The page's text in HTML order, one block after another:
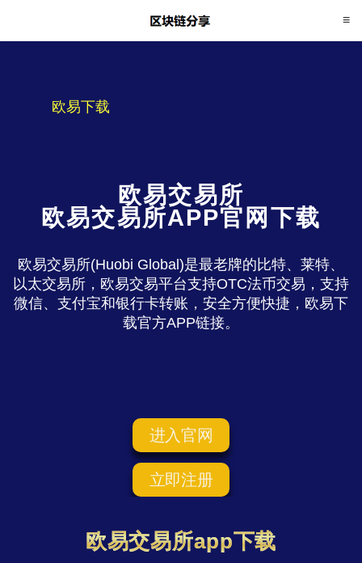
欧易下载
欧易交易所
欧易交易所APP官网下载
欧易交易所(Huobi Global)是最老牌的比特、莱特、
以太交易所，欧易交易平台支持OTC法币交易，支持
微信、支付宝和银行卡转账，安全方便快捷，欧易下
载官方APP链接。
进入官网
立即注册
欧易交易所app下载